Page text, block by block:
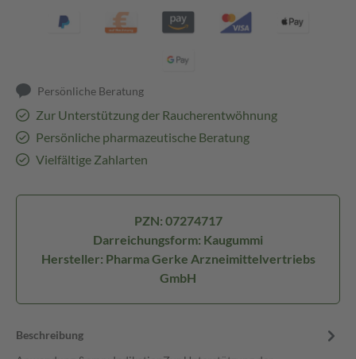
Persönliche Beratung
Zur Unterstützung der Raucherentwöhnung
Persönliche pharmazeutische Beratung
Vielfältige Zahlarten
PZN: 07274717
Darreichungsform: Kaugummi
Hersteller: Pharma Gerke Arzneimittelvertriebs
GmbH
Beschreibung